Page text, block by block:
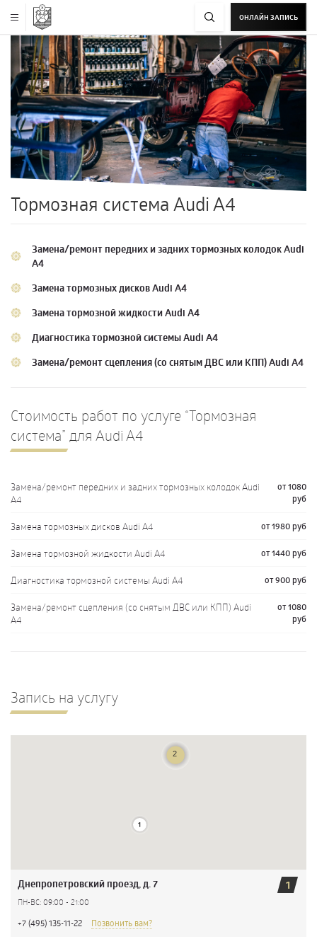
ОНЛАЙН ЗАПИСЬ
Запись на услугу
1
Днепропетровский проезд, д. 7
ПН-ВС: 09:00 - 21:00
+7 (495) 135-11-22 Позвонить вам?
Тормозная система Audi A4
Замена/ремонт передних и задних тормозных колодок Audi
A4
Замена тормозных дисков Audi A4
Замена тормозной жидкости Audi A4
Диагностика тормозной системы Audi A4
Замена/ремонт сцепления (со снятым ДВС или КПП) Audi A4
Стоимость работ по услуге “Тормозная
система” для Audi A4
Замена/ремонт передних и задних тормозных колодок Audi
A4
от 1080
руб
Замена тормозных дисков Audi A4 от 1980 руб
Замена тормозной жидкости Audi A4 от 1440 руб
Диагностика тормозной системы Audi A4 от 900 руб
Замена/ремонт сцепления (со снятым ДВС или КПП) Audi
A4
от 1080
руб